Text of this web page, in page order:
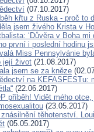
(07.10.2017)
křtu z Ruska - proč to
jsem živého Krista v
‘Důvěra v Boha mi
první i poslední hodinu
Miss Pennsylvánie
její život (21.08.2017)
jsem se za kněze
na KEFASFESTu:
(22.06.2017)
příběh! Vidět mého
(23.05.2017)
těhotenství.
(05.05.2017)